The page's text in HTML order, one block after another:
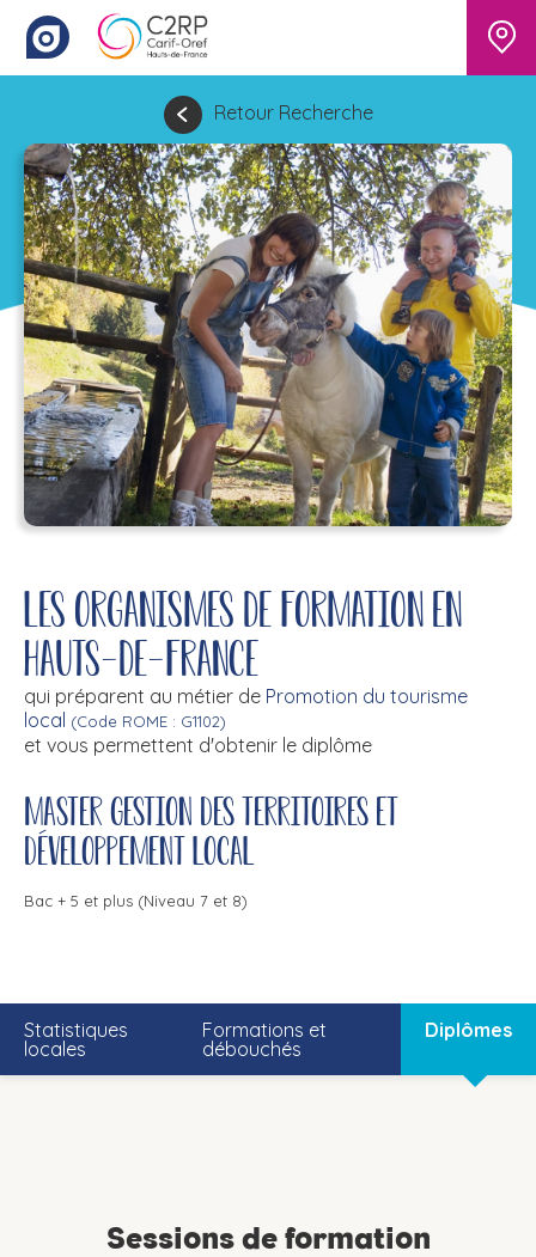
Retour Recherche
Les organismes de formation en
Hauts-de-France
qui préparent au métier de Promotion du tourisme
local (Code ROME : G1102)
et vous permettent d'obtenir le diplôme
Master gestion des territoires et
développement local
Bac + 5 et plus (Niveau 7 et 8)
Statistiques
locales
Formations et
débouchés
Diplômes
Sessions de formation